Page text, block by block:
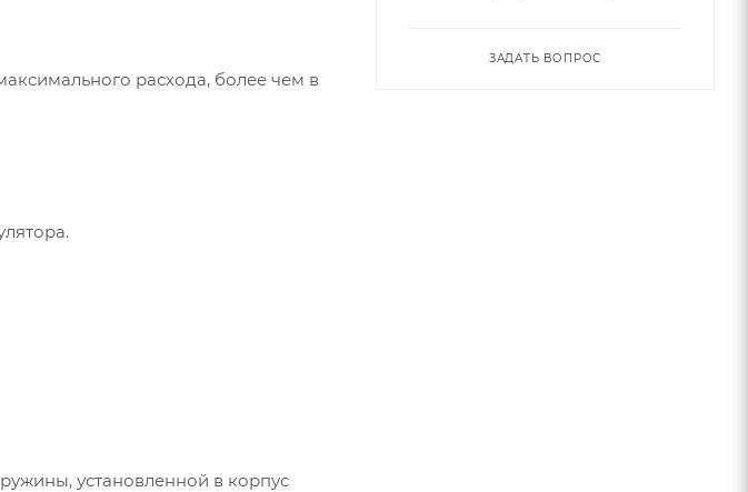
расхода, более чем в
установленной в корпус
ЗАДАТЬ ВОПРОС